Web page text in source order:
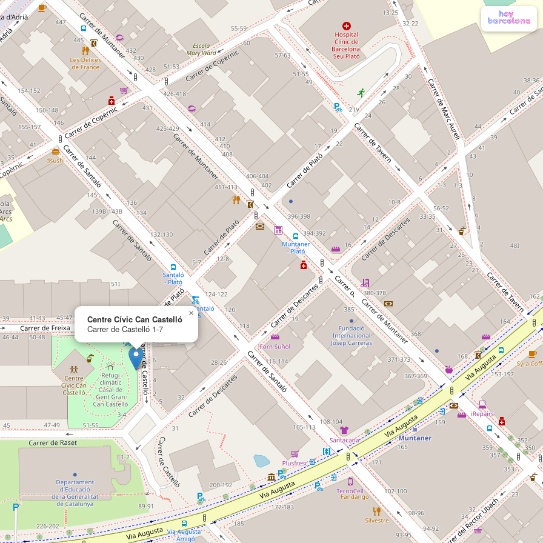
Centre Cívic Can Castelló
Carrer de Castelló 1-7
×